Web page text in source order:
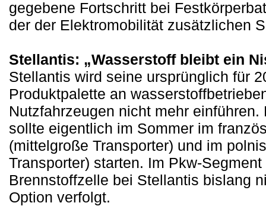
gegebene Fortschritt bei
der der Elektromobilität zusätzlichen
Stellantis: „Wasserstoff bleibt ein
Stellantis wird seine ursprünglich für
Produktpalette an
Nutzfahrzeugen nicht mehr einführen.
sollte eigentlich im Sommer im
(mittelgroße Transporter) und im
Transporter) starten. Im Pkw-
Brennstoffzelle bei Stellantis bislang
Option verfolgt.